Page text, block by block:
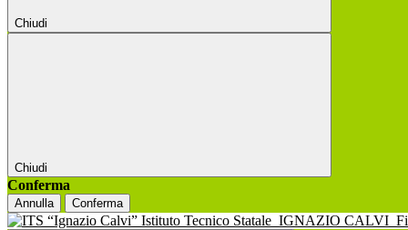
Chiudi
Chiudi
Conferma
Annulla Conferma
Istituto Tecnico Statale IGNAZIO CALVI